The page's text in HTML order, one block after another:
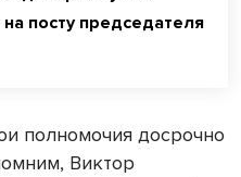
посту председателя
полномочия досрочно
Виктор